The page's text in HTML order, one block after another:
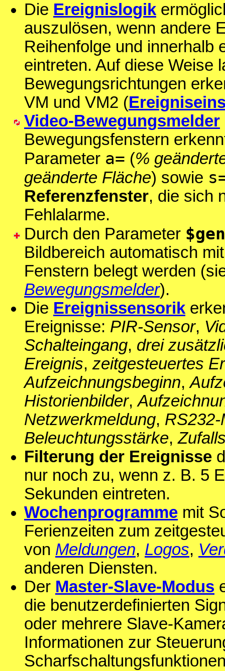
Die Ereignislogik
auszulösen, wenn andere
Reihenfolge und innerhalb
eintreten. Auf diese Weise
Bewegungsrichtungen
VM und VM2 (
Video-Bewegungsmelder
Bewegungsfenstern
Parameter a= (%
geänderte Fläche) sowie
Referenzfenster, die sich
Fehlalarme.
Durch den Parameter
Bildbereich automatisch
Fenstern belegt werden
Bewegungsmelder).
Die Ereignissensorik
Ereignisse: PIR-Sensor,
Schalteingang, drei
Ereignis, zeitgesteuertes
Aufzeichnungsbeginn,
Historienbilder,
Netzwerkmeldung, RS232-
Beleuchtungsstärke,
Filterung der Ereignisse
nur noch zu, wenn z. B. 5
Sekunden eintreten.
Wochenprogramme mit
Ferienzeiten zum
von Meldungen, Logos,
anderen Diensten.
Der Master-Slave-Modus
die benutzerdefinierten
oder mehrere Slave-
Informationen zur